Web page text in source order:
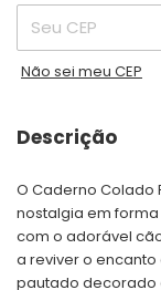
Não sei meu CEP
Descrição
O Caderno Colado
nostalgia em
com o adorável
a reviver o
pautado decorado